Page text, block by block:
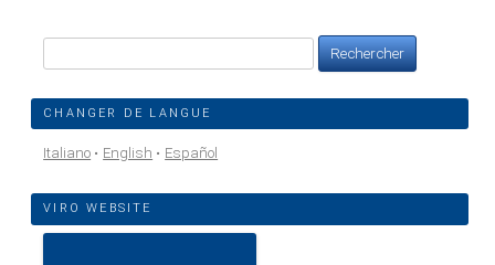
CHANGER DE LANGUE
Italiano English Español
VIRO WEBSITE